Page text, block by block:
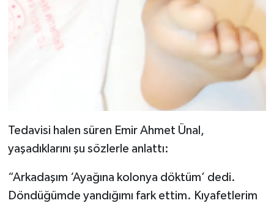
Tedavisi halen süren Emir Ahmet Ünal,
yaşadıklarını şu sözlerle anlattı:
“Arkadaşım ‘Ayağına kolonya döktüm’ dedi.
Döndüğümde yandığımı fark ettim. Kıyafetlerim